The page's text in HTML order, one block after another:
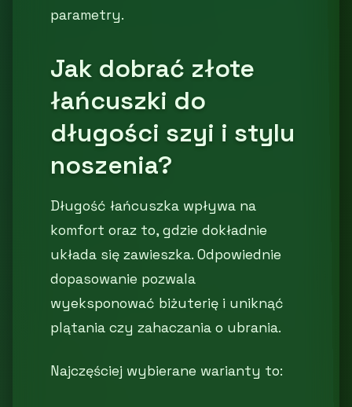
parametry.
Jak dobrać złote
łańcuszki do
długości szyi i stylu
noszenia?
Długość łańcuszka wpływa na
komfort oraz to, gdzie dokładnie
układa się zawieszka. Odpowiednie
dopasowanie pozwala
wyeksponować biżuterię i uniknąć
plątania czy zahaczania o ubrania.
Najczęściej wybierane warianty to: